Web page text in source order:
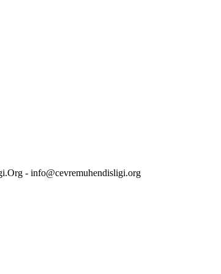
- info@cevremuhendisligi.org